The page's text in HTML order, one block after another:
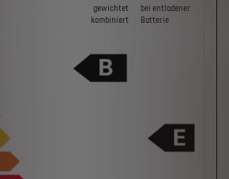
gewichtet
kombiniert
bei ent­la­de­ner
Batterie